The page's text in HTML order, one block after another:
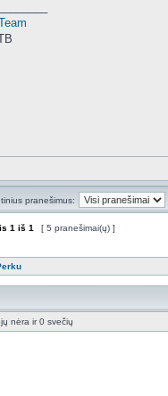
pranešimus:
1 iš 1 [ 5 pranešimai(ų) ]
nėra ir 0 svečių